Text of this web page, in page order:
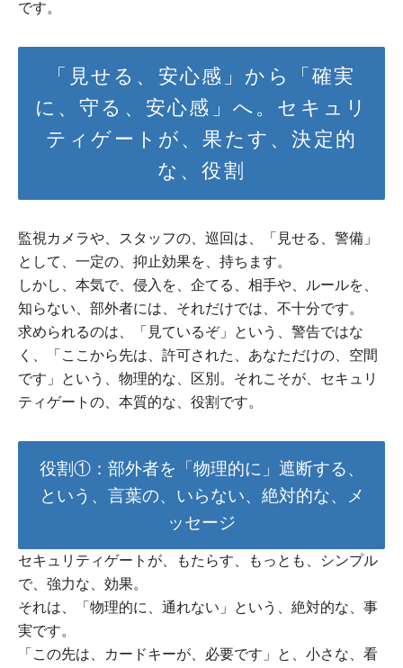
です。
「見せる、安心感」から「確実
に、守る、安心感」へ。セキュリ
ティゲートが、果たす、決定的
な、役割
監視カメラや、スタッフの、巡回は、「見せる、警備」
として、一定の、抑止効果を、持ちます。
しかし、本気で、侵入を、企てる、相手や、ルールを、
知らない、部外者には、それだけでは、不十分です。
求められるのは、「見ているぞ」という、警告ではな
く、「ここから先は、許可された、あなただけの、空間
です」という、物理的な、区別。それこそが、セキュリ
ティゲートの、本質的な、役割です。
役割①：部外者を「物理的に」遮断する、
という、言葉の、いらない、絶対的な、メ
ッセージ
セキュリティゲートが、もたらす、もっとも、シンプル
で、強力な、効果。
それは、「物理的に、通れない」という、絶対的な、事
実です。
「この先は、カードキーが、必要です」と、小さな、看